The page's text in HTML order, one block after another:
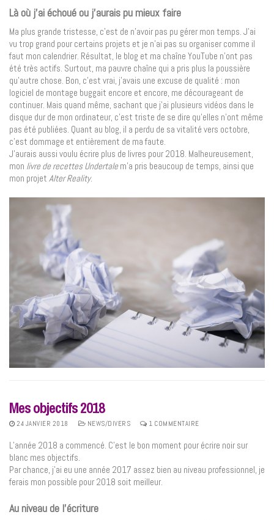
Là où j’ai échoué ou j’aurais pu mieux faire
Ma plus grande tristesse, c’est de n’avoir pas pu gérer mon temps. J’ai
vu trop grand pour certains projets et je n’ai pas su organiser comme il
faut mon calendrier. Résultat, le blog et ma chaîne YouTube n’ont pas
été très actifs. Surtout, ma pauvre chaîne qui a pris plus la poussière
qu’autre chose. Bon, c’est vrai, j’avais une excuse de qualité : mon
logiciel de montage buggait encore et encore, me décourageant de
continuer. Mais quand même, sachant que j’ai plusieurs vidéos dans le
disque dur de mon ordinateur, c’est triste de se dire qu’elles n’ont même
pas été publiées. Quant au blog, il a perdu de sa vitalité vers octobre,
c’est dommage et entièrement de ma faute.
J’aurais aussi voulu écrire plus de livres pour 2018. Malheureusement,
mon livre de recettes Undertalem’a pris beaucoup de temps, ainsi que
mon projet Alter Reality.
Mes objectifs 2018
24 JANVIER 2018 NEWS/DIVERS 1 COMMENTAIRE
L’année 2018 a commencé. C’est le bon moment pour écrire noir sur
blanc mes objectifs.
Par chance, j’ai eu une année 2017 assez bien au niveau professionnel, je
ferais mon possible pour 2018 soit meilleur.
Au niveau de l’écriture